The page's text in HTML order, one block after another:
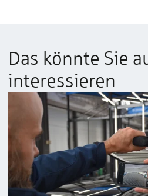
Das könnte Sie
interessieren